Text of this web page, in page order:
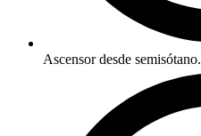
Ascensor desde semisótano.